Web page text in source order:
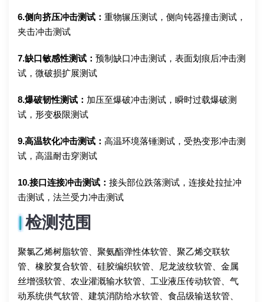
6.侧向挤压冲击测试： 重物辗压测试，侧向钝器撞击测试，
夹击冲击测试
7.缺口敏感性测试： 预制缺口冲击测试，表面划痕后冲击测
试，微破损扩展测试
8.爆破韧性测试： 加压至爆破冲击测试，瞬时过载爆破测
试，形变极限测试
9.高温软化冲击测试： 高温环境落锤测试，受热变形冲击测
试，高温耐击穿测试
10.接口连接冲击测试： 接头部位跌落测试，连接处拉扯冲
击测试，法兰受力冲击测试
检测范围
聚氯乙烯树脂软管、聚氨酯弹性体软管、聚乙烯交联软
管、橡胶复合软管、硅胶编织软管、尼龙波纹软管、金属
丝增强软管、农业灌溉输水软管、工业液压传动软管、气
动系统供气软管、建筑消防给水软管、食品级输送软管、